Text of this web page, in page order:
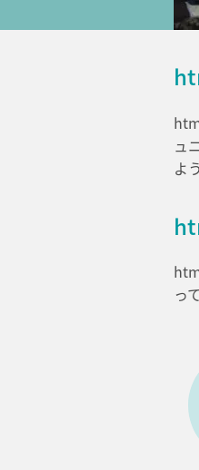
ュ
よ
っ